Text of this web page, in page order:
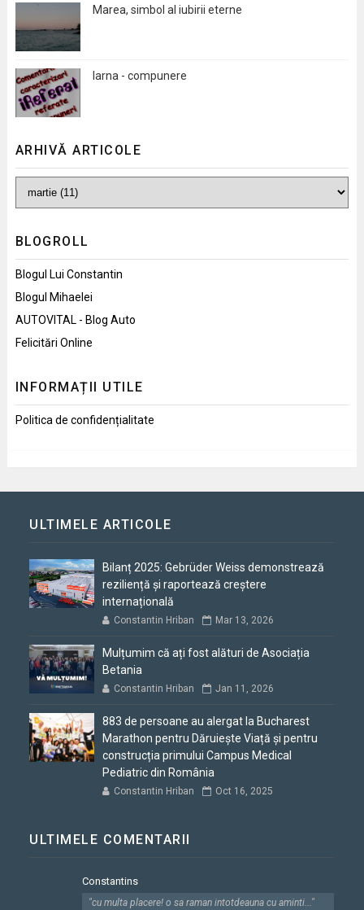
Marea, simbol al iubirii eterne
Iarna - compunere
ARHIVĂ ARTICOLE
BLOGROLL
Blogul Lui Constantin
Blogul Mihaelei
AUTOVITAL - Blog Auto
Felicitări Online
INFORMAȚII UTILE
Politica de confidențialitate
ULTIMELE ARTICOLE
Bilanț 2025: Gebrüder Weiss demonstrează
reziliență și raportează creștere
internațională
Constantin Hriban Mar 13, 2026
Mulțumim că ați fost alături de Asociația
Betania
Constantin Hriban Jan 11, 2026
883 de persoane au alergat la Bucharest
Marathon pentru Dăruiește Viață și pentru
construcția primului Campus Medical
Pediatric din România
Constantin Hriban Oct 16, 2025
ULTIMELE COMENTARII
Constantins
"cu multa placere! o sa raman intotdeauna cu aminti..."